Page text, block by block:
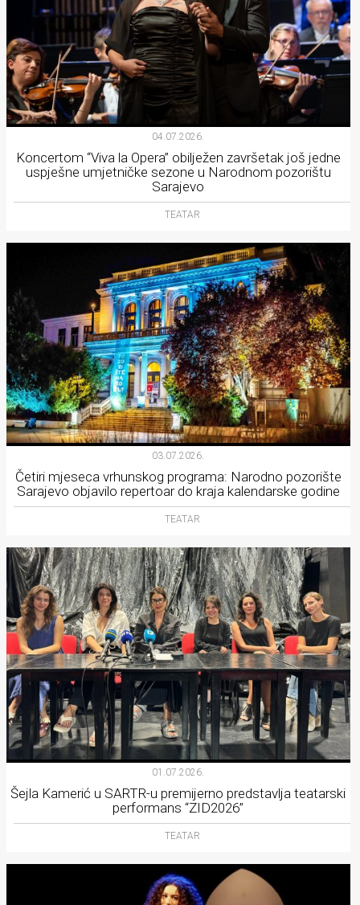
04.07.2026.
Koncertom “Viva la Opera” obilježen završetak još jedne
uspješne umjetničke sezone u Narodnom pozorištu
Sarajevo
TEATAR
03.07.2026.
Četiri mjeseca vrhunskog programa: Narodno pozorište
Sarajevo objavilo repertoar do kraja kalendarske godine
TEATAR
01.07.2026.
Šejla Kamerić u SARTR-u premijerno predstavlja teatarski
performans “ZID2026”
TEATAR